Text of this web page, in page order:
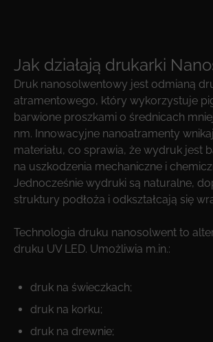
Jak działają drukarki
Druk nanosolwentowy jest odmianą
atramentowego, który wykorzystuje
barwione proszkami o średnicach
nm. Innowacyjne nanoatramenty
materiału, co sprawia, że wydruk jest
na uszkodzenia mechaniczne i
Jednocześnie wydruki są naturalne,
struktury podłoża i odkształcają się
Technologia druku nanosolwent to
druku UV LED. Umożliwia m.in.:
druk na świeczkach;
druk na korku;
druk na drewnie;